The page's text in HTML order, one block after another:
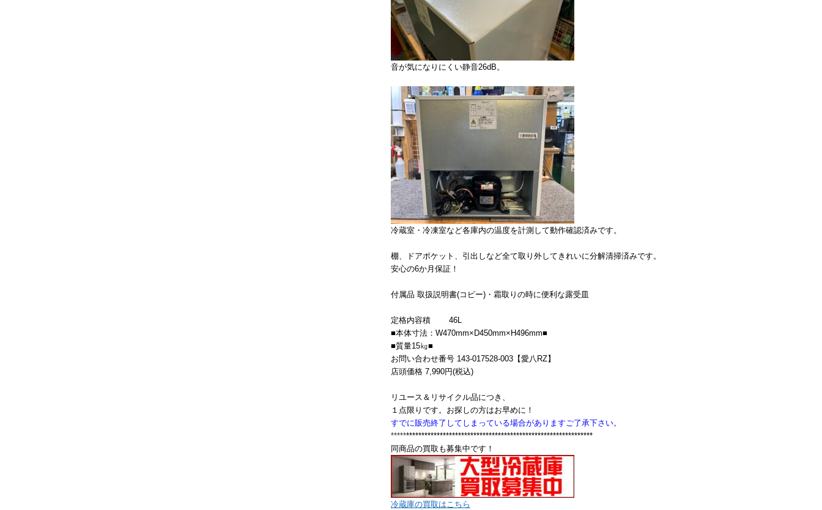
音が気になりにくい静音26dB。
冷蔵室・冷凍室など各庫内の温度を計測して動作確認済みです。
棚、ドアポケット、引出しなど全て取り外してきれいに分解清掃済みです。
安心の6か月保証！
付属品 取扱説明書(コピー)・霜取りの時に便利な露受皿
定格内容積 46L
■本体寸法：W470mm×D450mm×H496mm■
■質量15㎏■
お問い合わせ番号 143-017528-003【愛八RZ】
店頭価格 7,990円(税込)
リユース＆リサイクル品につき、
１点限りです。お探しの方はお早めに！
すでに販売終了してしまっている場合がありますご了承下さい。
******************************************************************
同商品の買取も募集中です！
冷蔵庫の買取はこちら